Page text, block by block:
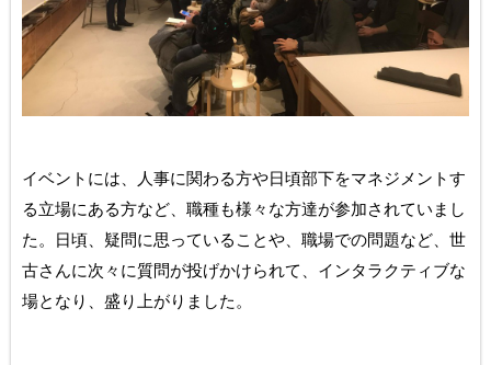
イベントには、人事に関わる方や日頃部下をマネジメントす
る立場にある方など、職種も様々な方達が参加されていまし
た。日頃、疑問に思っていることや、職場での問題など、世
古さんに次々に質問が投げかけられて、インタラクティブな
場となり、盛り上がりました。